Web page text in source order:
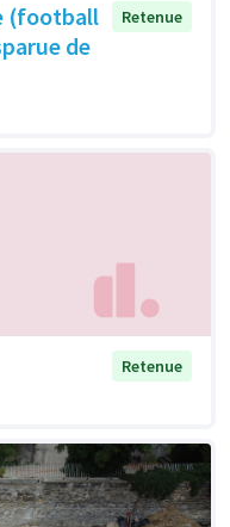
(football
de
Retenue
Retenue